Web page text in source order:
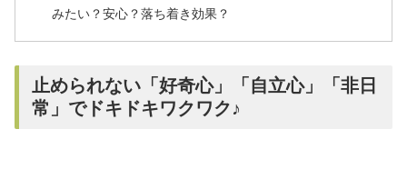
みたい？安心？落ち着き効果？
止められない「好奇心」「自立心」「非日
常」でドキドキワクワク♪